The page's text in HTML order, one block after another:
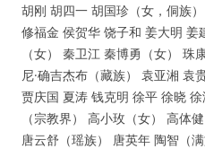
胡刚 胡四一 胡国珍（女，侗族
修福金 侯贺华 饶子和 姜大明
（女） 秦卫江 秦博勇（女） 珠
尼·确吉杰布（藏族） 袁亚湘 袁
贾庆国 夏涛 钱克明 徐平 徐晓
（宗教界） 高小玫（女） 高体
唐云舒（瑶族） 唐英年 陶智（